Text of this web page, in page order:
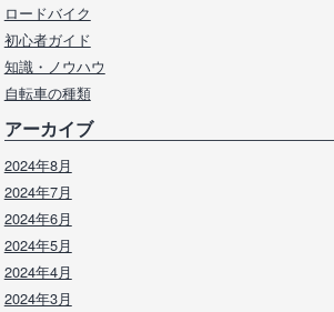
ロードバイク
初心者ガイド
知識・ノウハウ
自転車の種類
アーカイブ
2024年8月
2024年7月
2024年6月
2024年5月
2024年4月
2024年3月